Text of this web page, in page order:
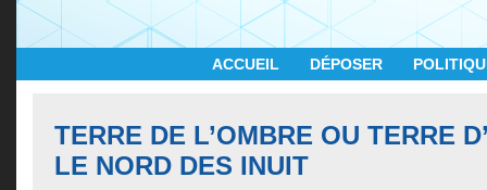
ACCUEIL DÉPOSER
TERRE DE L’OMBRE OU TERRE
LE NORD DES INUIT